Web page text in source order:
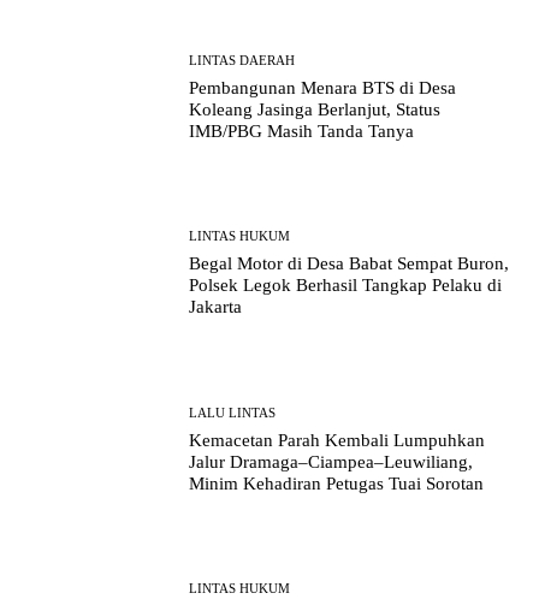
LINTAS DAERAH
Pembangunan Menara BTS di Desa
Koleang Jasinga Berlanjut, Status
IMB/PBG Masih Tanda Tanya
LINTAS HUKUM
Begal Motor di Desa Babat Sempat Buron,
Polsek Legok Berhasil Tangkap Pelaku di
Jakarta
LALU LINTAS
Kemacetan Parah Kembali Lumpuhkan
Jalur Dramaga–Ciampea–Leuwiliang,
Minim Kehadiran Petugas Tuai Sorotan
LINTAS HUKUM